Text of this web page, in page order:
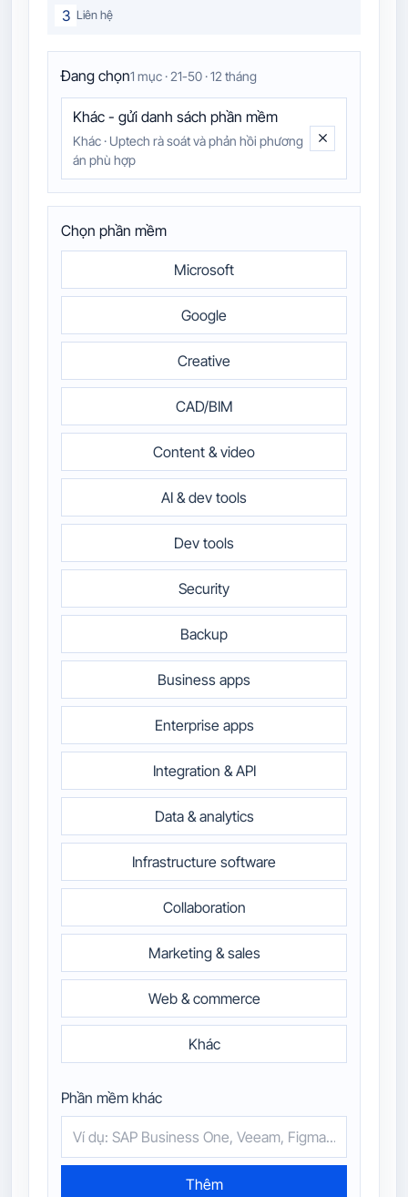
3 Liên hệ
Đang chọn1 mục · 21-50 · 12 tháng
Khác - gửi danh sách phần mềm
Khác · Uptech rà soát và phản hồi phương
án phù hợp
Chọn phần mềm
Microsoft
Google
Creative
CAD/BIM
Content & video
AI & dev tools
Dev tools
Security
Backup
Business apps
Enterprise apps
Integration & API
Data & analytics
Infrastructure software
Collaboration
Marketing & sales
Web & commerce
Khác
Phần mềm khác
Thêm